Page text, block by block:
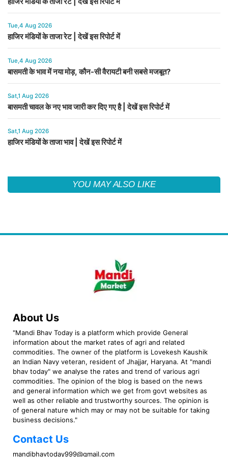
Tue,4 Aug 2026
हाजिर मंडियों के ताजा रेट | देखें इस रिपोर्ट में
Tue,4 Aug 2026
बासमती के भाव में नया मोड़, कौन-सी वैरायटी बनी सबसे मजबूत?
Sat,1 Aug 2026
बासमती चावल के नए भाव जारी कर दिए गए है | देखें इस रिपोर्ट में
Sat,1 Aug 2026
हाजिर मंडियों के ताजा भाव | देखें इस रिपोर्ट में
YOU MAY ALSO LIKE
About Us
"Mandi Bhav Today is a platform which provide General
information about the market rates of agri and related
commodities. The owner of the platform is Lovekesh Kaushik
an Indian Navy veteran, resident of Jhajjar, Haryana. At "mandi
bhav today" we analyse the rates and trend of various agri
commodities. The opinion of the blog is based on the news
and general information which we get from govt websites as
well as other reliable and trustworthy sources. The opinion is
of general nature which may or may not be suitable for taking
business decisions."
Contact Us
mandibhavtoday999@gmail.com